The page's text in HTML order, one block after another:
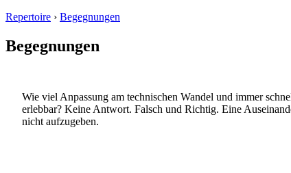
Repertoire › Begegnungen
Begegnungen
Wie viel Anpassung am technischen Wandel und immer
erlebbar? Keine Antwort. Falsch und Richtig. Eine
nicht aufzugeben.